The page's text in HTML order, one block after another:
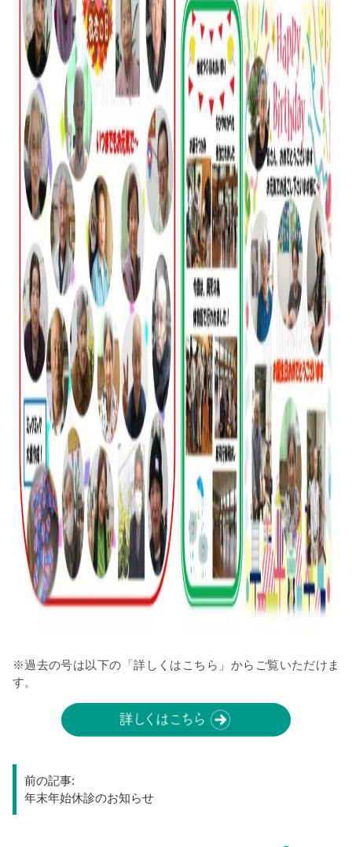
※過去の号は以下の「詳しくはこちら」からご覧いただけま
す。
投
稿
前の記事:
年末年始休診のお知らせ